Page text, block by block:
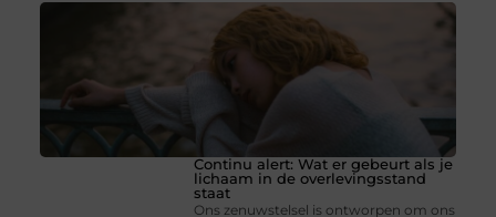
Continu alert: Wat er gebeurt als je
lichaam in de overlevingsstand
staat
Ons zenuwstelsel is ontworpen om ons